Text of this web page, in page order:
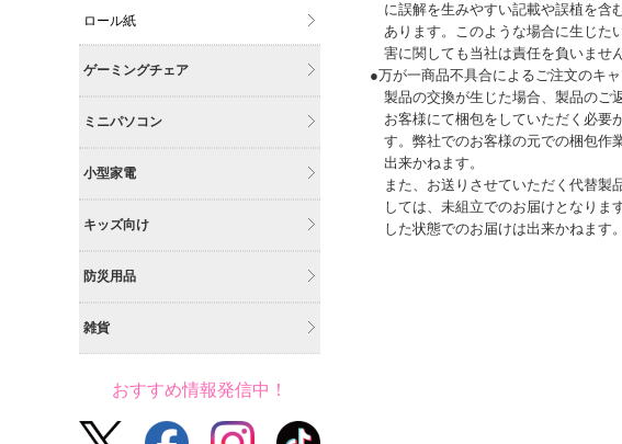
に誤解を生みやすい記載や誤植を含
あります。このような場合に生じた
害に関しても当社は責任を負いません
●万が一商品不具合によるご注文のキャ
製品の交換が生じた場合、製品のご
お客様にて梱包をしていただく必要
す。弊社でのお客様の元での梱包作
出来かねます。
また、お送りさせていただく代替製
しては、未組立でのお届けとなりま
した状態でのお届けは出来かねます。
ロール紙
ゲーミングチェア
ミニパソコン
小型家電
キッズ向け
防災用品
雑貨
おすすめ情報発信中！